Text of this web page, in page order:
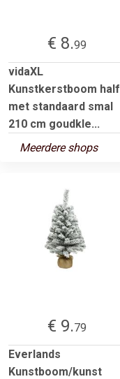
€ 8.99
vidaXL
Kunstkerstboom half
met standaard smal
210 cm goudkle...
Meerdere shops
€ 9.79
Everlands
Kunstboom/kunst